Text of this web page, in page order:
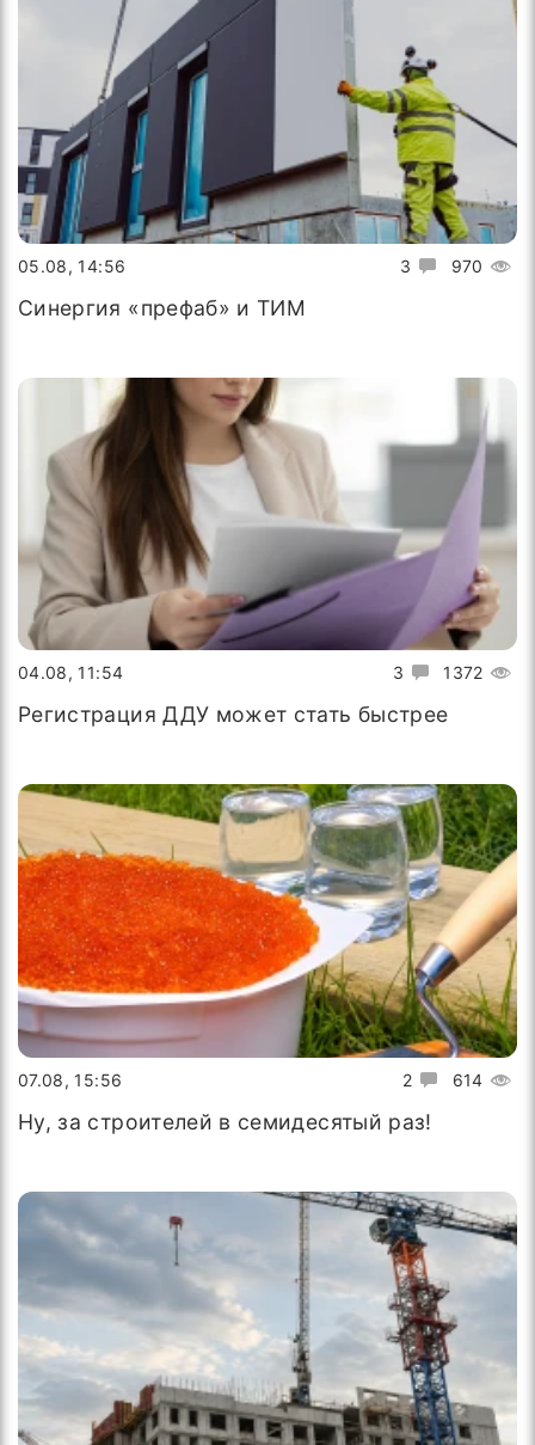
3 970
05.08, 14:56
Синергия «префаб» и ТИМ
3 1372
04.08, 11:54
Регистрация ДДУ может стать быстрее
2 614
07.08, 15:56
Ну, за строителей в семидесятый раз!